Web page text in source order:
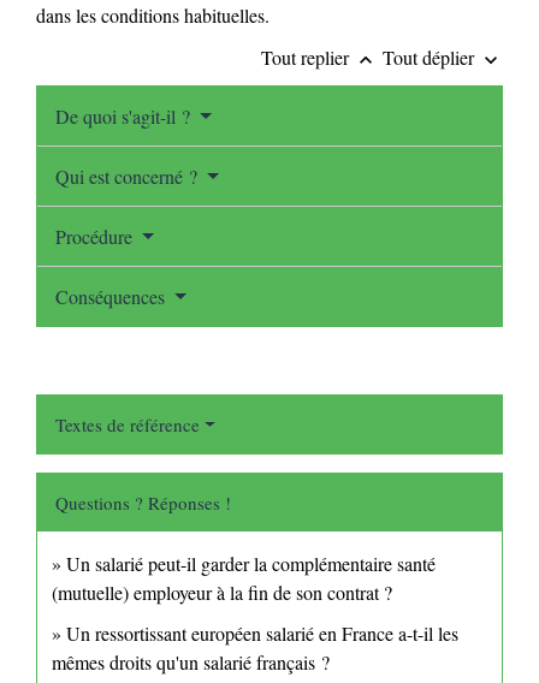
dans les conditions habituelles.
Tout replier keyboard_arrow_up Tout déplier keyboard_arrow_down
De quoi s'agit-il ?
Qui est concerné ?
Procédure
Conséquences
Textes de référence
Questions ? Réponses !
Un salarié peut-il garder la complémentaire santé
(mutuelle) employeur à la fin de son contrat ?
Un ressortissant européen salarié en France a-t-il les
mêmes droits qu'un salarié français ?